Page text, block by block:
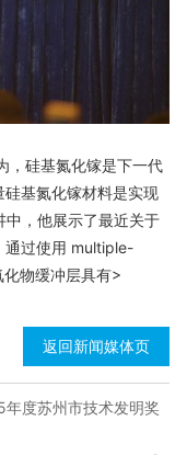
硅基氮化镓是下一代
基氮化镓材料是实现
中，他展示了最近关于
通过使用 multiple-
物缓冲层具有>
返回新闻媒体页
度苏州市技术发明奖